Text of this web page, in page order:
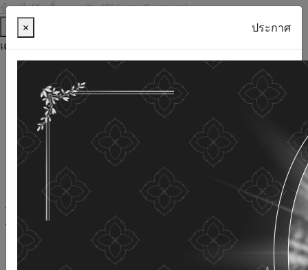
ข้ามไปยังเนื้อหาหลัก (Skip to Content)
ช่วยเหลือ
เครื่องมือการเข้าถึง
ภาษาไทย
ภาษาอังกฤษ
เพิ่มขนาดตัวอักษร
ลดขนาดตัวอักษร
ขนาดตัวอักษรปกติ
ความคมชัดสูง
ความคมชัดเชิงลบ
ความคมชัดปกติ
เปิดอ่านด้วยเสียง
ปิดอ่านด้วยเสียง
ผังเว็บไซต์
เว็บไซต์นี้ใช้คุกกี้ (Cookies)
× ประกาศ